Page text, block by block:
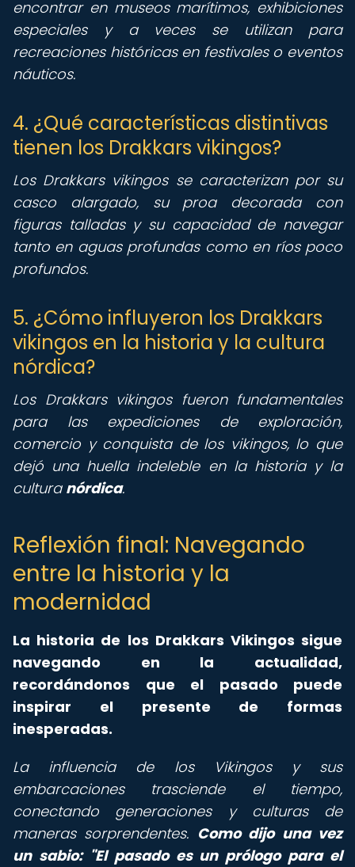
encontrar en museos marítimos, exhibiciones
especiales y a veces se utilizan para
recreaciones históricas en festivales o eventos
náuticos.
4. ¿Qué características distintivas
tienen los Drakkars vikingos?
Los Drakkars vikingos se caracterizan por su
casco alargado, su proa decorada con
figuras talladas y su capacidad de navegar
tanto en aguas profundas como en ríos poco
profundos.
5. ¿Cómo influyeron los Drakkars
vikingos en la historia y la cultura
nórdica?
Los Drakkars vikingos fueron fundamentales
para las expediciones de exploración,
comercio y conquista de los vikingos, lo que
dejó una huella indeleble en la historia y la
cultura nórdica.
Reflexión final: Navegando
entre la historia y la
modernidad
La historia de los Drakkars Vikingos sigue
navegando en la actualidad,
recordándonos que el pasado puede
inspirar el presente de formas
inesperadas.
La influencia de los Vikingos y sus
embarcaciones trasciende el tiempo,
conectando generaciones y culturas de
maneras sorprendentes. Como dijo una vez
un sabio: "El pasado es un prólogo para el